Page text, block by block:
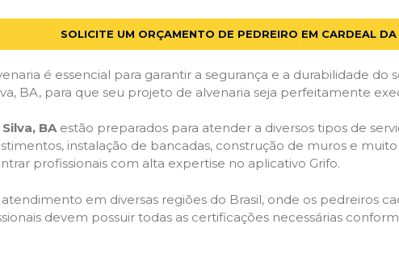
SOLICITE UM ORÇAMENTO DE PEDREIRO EM CARDEAL
é essencial para garantir a segurança e a durabilidade do
BA, para que seu projeto de alvenaria seja perfeitamente
BAestão preparados para atender a diversos tipos de
instalação de bancadas, construção de muros e
profissionais com alta expertise no aplicativo Grifo.
em diversas regiões do Brasil, onde os pedreiros
devem possuir todas as certificações necessárias